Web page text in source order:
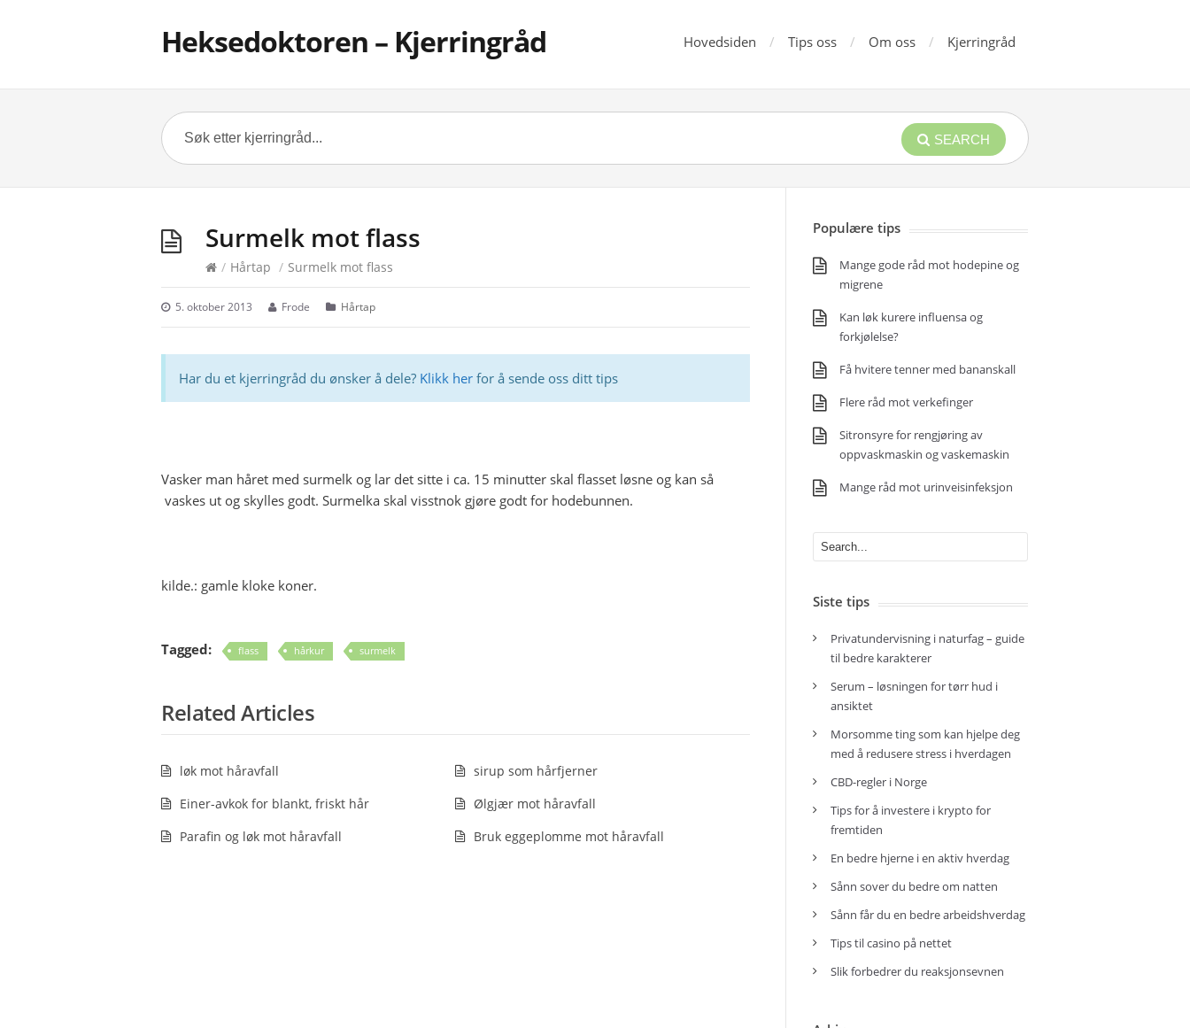
Heksedoktoren – Kjerringråd Hovedsiden Tips oss Om oss Kjerringråd
SEARCH
Surmelk mot flass
/ Hårtap / Surmelk mot flass
5. oktober 2013 Frode Hårtap
Har du et kjerringråd du ønsker å dele? Klikk her for å sende oss ditt tips
Vasker man håret med surmelk og lar det sitte i ca. 15 minutter skal flasset løsne og kan så
vaskes ut og skylles godt. Surmelka skal visstnok gjøre godt for hodebunnen.
kilde.: gamle kloke koner.
Tagged: flass hårkur surmelk
Related Articles
løk mot håravfall
sirup som hårfjerner
Einer-avkok for blankt, friskt hår
Ølgjær mot håravfall
Parafin og løk mot håravfall
Bruk eggeplomme mot håravfall
Populære tips
Mange gode råd mot hodepine og
migrene
Kan løk kurere influensa og
forkjølelse?
Få hvitere tenner med bananskall
Flere råd mot verkefinger
Sitronsyre for rengjøring av
oppvaskmaskin og vaskemaskin
Mange råd mot urinveisinfeksjon
Siste tips
Privatundervisning i naturfag – guide
til bedre karakterer
Serum – løsningen for tørr hud i
ansiktet
Morsomme ting som kan hjelpe deg
med å redusere stress i hverdagen
CBD-regler i Norge
Tips for å investere i krypto for
fremtiden
En bedre hjerne i en aktiv hverdag
Sånn sover du bedre om natten
Sånn får du en bedre arbeidshverdag
Tips til casino på nettet
Slik forbedrer du reaksjonsevnen